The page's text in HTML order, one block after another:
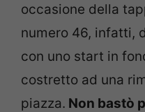
occasione della
numero 46, infatti,
con uno start in
costretto ad una
piazza. Non bastò